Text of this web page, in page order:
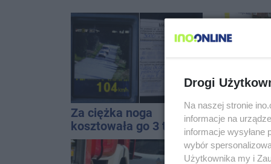
Za ciężka noga
kosztowała go 3 tys. zł.
Do tego 13 punktów
Tour de
lat temu
Drogi
Na naszej stronie
informacje na
informacje wysyłane
wybór
Użytkownika my i